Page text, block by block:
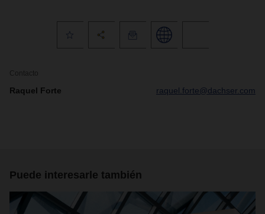
Contacto
Raquel Forte raquel.forte@dachser.com
Puede interesarle también